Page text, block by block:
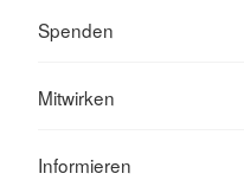
Spenden
Mitwirken
Informieren